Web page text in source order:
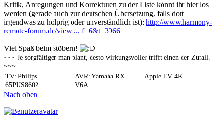
Kritik, Anregungen und Korrekturen zu der Liste könnt ihr hier los
werden (gerade auch zur deutschen Übersetzung, falls dort
irgendwas zu holprig oder unverständlich ist): http://www.harmony-
remote-forum.de/view ... f=6&t=3966
Viel Spaß beim stöbern!
~~~ Je sorgfältiger man plant, desto wirkungsvoller trifft einen der Zufall.
~~~
TV: Philips
65PUS8602
AVR: Yamaha RX-
V6A
Apple TV 4K
Nach oben